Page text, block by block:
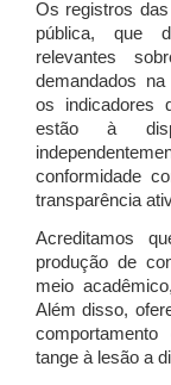
Os registros
pública, que
relevantes
demandados
os indicadores
estão à
conformidade
transparência
Acreditamos
produção de
meio
Além disso,
tange à lesão a